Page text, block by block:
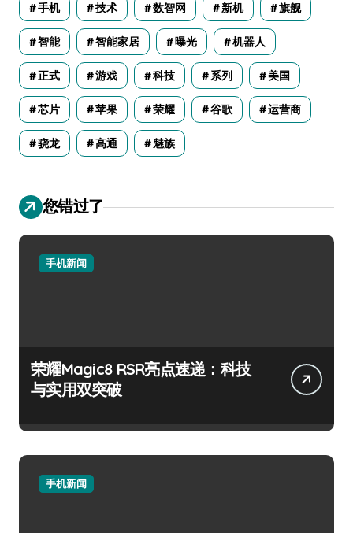
手机 技术 数智网 新机 旗舰
智能 智能家居 曝光 机器人
正式 游戏 科技 系列 美国
芯片 苹果 荣耀 谷歌 运营商
骁龙 高通 魅族
您错过了
手机新闻
荣耀Magic8 RSR亮点速递：科技
与实用双突破
手机新闻